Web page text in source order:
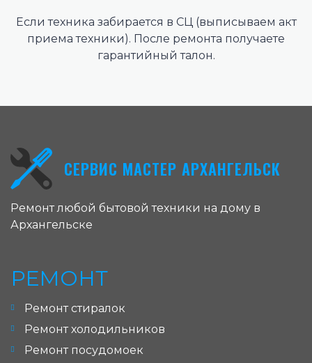
Если техника забирается в СЦ (выписываем акт
приема техники). После ремонта получаете
гарантийный талон.
СЕРВИС МАСТЕР АРХАНГЕЛЬСК
Ремонт любой бытовой техники на дому в
Архангельске
РЕМОНТ
Ремонт стиралок
Ремонт холодильников
Ремонт посудомоек